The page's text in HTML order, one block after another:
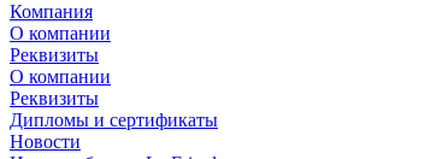
Компания
О компании
Реквизиты
О компании
Реквизиты
Дипломы и сертификаты
Новости